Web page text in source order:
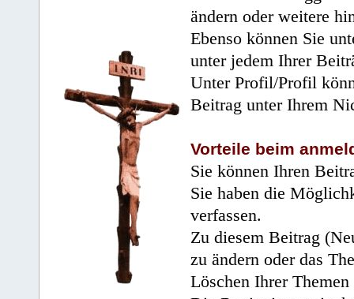
ändern oder weitere
Ebenso können Sie
unter jedem Ihrer
Unter Profil/Profil
Beitrag unter Ihrem
Vorteile beim
Sie können Ihren
Sie haben die
verfassen.
Zu diesem Beitrag
zu ändern oder das
Löschen Ihrer